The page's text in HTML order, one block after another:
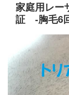
家庭用レー
証 -胸毛6